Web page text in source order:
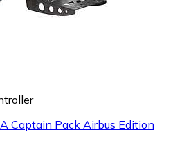
Captain Pack Airbus Edition